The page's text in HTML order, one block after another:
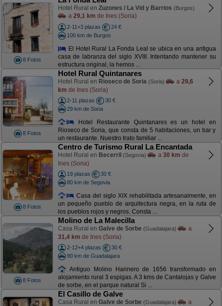
8 Fotos
Hotel Rural en Zuzones / La Vid y Barrios (Burgos)
a 29,1 km de Ines (Soria)
2-11+3 plazas
24 €
100 km de Burgos
El Hotel Rural La Fonda Leal se ubica en una antigua
casa de labranza del siglo XVIII. Intentando mantener su
estructura original, la hemos ...
8 Fotos
Hotel Rural Quintanares
Hotel Rural en Rioseco de Soria (Soria) a 29,6
km de Ines (Soria)
2-11 plazas
30 €
29 km de Soria
Hotel Restaurante Quintanares es un hotel en
Rioseco de Soria, que consta de 5 habitaciones, un bar y
un restaurante. Nuestro trato familiar ...
8 Fotos
Centro de Turismo Rural La Encantada
Hotel Rural en Becerril (Segovia) a 30 km de
Ines (Soria)
19 plazas
30 €
80 km de Segovia
Casa del siglo XIX rehabilitada artesanalmente, en
un pequeño pueblo de arquitectura negra, en la ruta de
los pueblos rojos y negros. Consta ...
8 Fotos
Molino de La Malecilla
Casa Rural en Galve de Sorbe (Guadalajara)
a
31,4 km de Ines (Soria)
2-12+4 plazas
30 €
90 km de Guadalajara
Antiguo Molino Harinero de 1656 transformado en
alojamiento rural 3 espigas. A 3 kms de Cantalojas y Galve
de sorbe, en el parque natural Si ...
El Casillo de Galve
Casa Rural en Galve de Sorbe (Guadalajara)
a